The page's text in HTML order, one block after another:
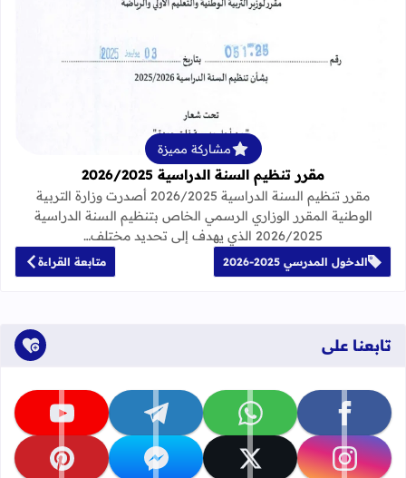
قراءة المزيد عن مقرر تنظيم السنة الدراسية
مشاركة مميزة
مقرر تنظيم السنة الدراسية 2026/2025
مقرر تنظيم السنة الدراسية 2026/2025 أصدرت وزارة التربية
الوطنية المقرر الوزاري الرسمي الخاص بتنظيم السنة الدراسية
2026/2025 الذي يهدف إلى تحديد مختلف…
الدخول المدرسي 2025-2026 متابعة القراءة
تابعنا على
تابعنا على facebook تابعنا على whatsapp تابعنا على telegram تابعنا على youtube
تابعنا على instagram تابعنا على x تابعنا على messenger تابعنا على pinterest